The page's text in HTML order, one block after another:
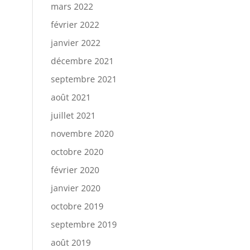
mars 2022
février 2022
janvier 2022
décembre 2021
septembre 2021
août 2021
juillet 2021
novembre 2020
octobre 2020
février 2020
janvier 2020
octobre 2019
septembre 2019
août 2019